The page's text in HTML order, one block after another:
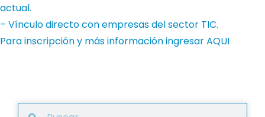
actual.
– Vínculo directo con empresas del sector TIC.
Para inscripción y más información ingresarAQUI